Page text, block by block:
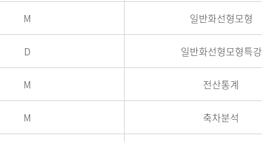
M 일반화선형모형
D 일반화선형모형특강
M 전산통계
M 축차분석